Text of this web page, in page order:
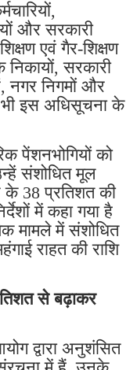
और सरकारी
एवं गैर-शिक्षण
निकायों, सरकारी
नगर निगमों और
भी इस अधिसूचना के
पेंशनभोगियों को
संशोधित मूल
के 38 प्रतिशत की
में कहा गया है
मामले में संशोधित
राहत की राशि
से बढ़ाकर
द्वारा अनुशंसित